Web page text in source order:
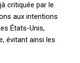
critiquée par le
aux intentions
États-Unis,
évitant ainsi les